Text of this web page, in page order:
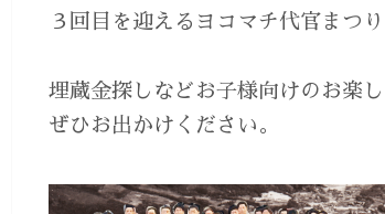
３回目を迎えるヨコマチ代官まつ
埋蔵金探しなどお子様向けのお楽
ぜひお出かけください。